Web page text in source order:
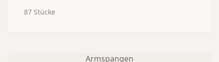
87 Stücke
Armspangen